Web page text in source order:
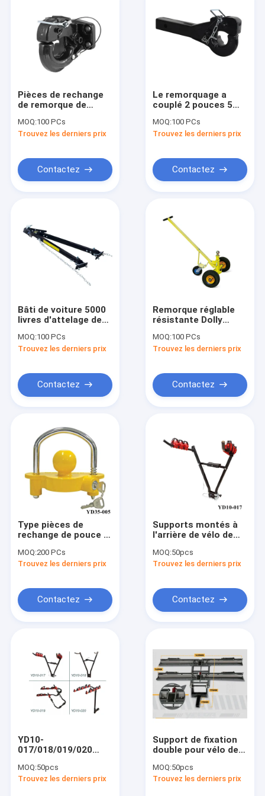
Vidéos
À propos de nous
Contactez-nous
Nouvelles
Demandez un devis
Transmission hydraulique Jack
Des pompes hydrauliques et des ascenseurs
graisser la pompe à huile
Grue et support de moteur
Cintreuse hydraulique pour tubes
lampe menée de travail
Plante grimpante des véhicules à moteur Seat
Chariots et vérins pour roues de véhicules
Ciseaux élévateurs mi-hauteur
Compresseur d'air à essence
Pièces de rechange
de remorque de
10T 15T de cheville
de charnière
MOQ:100 PCs
Trouvez les derniers prix
Contactez
Le remorquage a
couplé 2 pouces 5
Pintle Hook
MOQ:100 PCs
Trouvez les derniers prix
Contactez
Bâti de voiture 5000
livres d'attelage de
avec des barres de
balancement
MOQ:100 PCs
Trouvez les derniers prix
Contactez
Remorque réglable
résistante Dolly
Parts
MOQ:100 PCs
Trouvez les derniers prix
Contactez
Type pièces de
rechange de pouce U
coupleur de
remorque de camion
MOQ:200 PCs
Trouvez les derniers prix
Contactez
Supports montés à
l'arrière de vélo de
voiture de berline
avec hayon arrière
MOQ:50pcs
Trouvez les derniers prix
Contactez
YD10-
017/018/019/020
Adapté au vélo,
verrouillable, facile à
MOQ:50pcs
Trouvez les derniers prix
Support de fixation
double pour vélo de
robuste
MOQ:50pcs
Trouvez les derniers prix